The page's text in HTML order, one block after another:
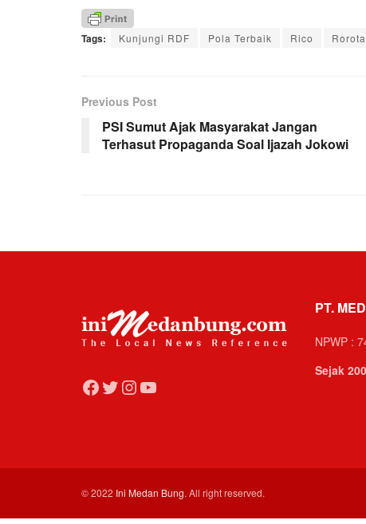
Tags: Kunjungi RDF Pola Terbaik Rico
Previous Post
PSI Sumut Ajak Masyarakat Jangan
Terhasut Propaganda Soal Ijazah Jokowi
Facebook
Twitter
Instagram
YouTube
PT.
NPWP :
Sejak
© 2022 Ini Medan Bung. All right reserved.